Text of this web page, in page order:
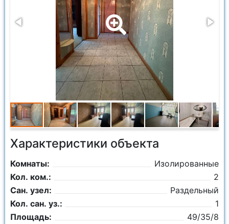
Характеристики объекта
Комнаты:
Изолированные
Кол. ком.:
2
Сан. узел:
Раздельный
Кол. сан. уз.:
1
Площадь:
49/35/8